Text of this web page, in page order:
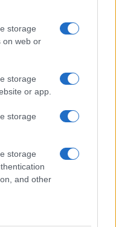
storage
on web or
storage
or app.
storage
storage
and other